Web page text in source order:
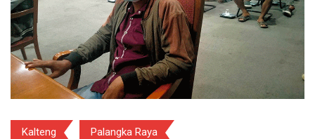
Kalteng Palangka Raya